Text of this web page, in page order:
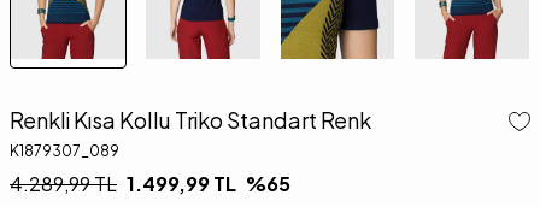
Renkli Kısa Kollu Triko Standart Renk
K1879307_089
4.289,99TL 1.499,99TL %65